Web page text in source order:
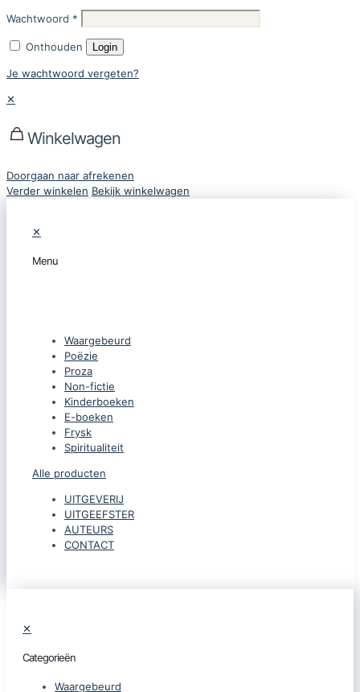
Wachtwoord *
Onthouden Login
Je wachtwoord vergeten?
✕
Winkelwagen
Doorgaan naar afrekenen
Verder winkelen Bekijk winkelwagen
✕
Menu
Waargebeurd
Poëzie
Proza
Non-fictie
Kinderboeken
E-boeken
Frysk
Spiritualiteit
Alle producten
UITGEVERIJ
UITGEEFSTER
AUTEURS
CONTACT
✕
Categorieën
Waargebeurd